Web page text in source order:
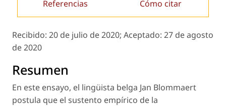
Referencias Cómo citar
Recibido: 20 de julio de 2020; Aceptado: 27 de agosto
de 2020
Resumen
En este ensayo, el lingüista belga Jan Blommaert
postula que el sustento empírico de la